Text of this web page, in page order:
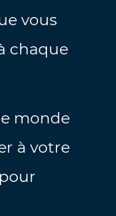
vous
chaque
monde
à votre